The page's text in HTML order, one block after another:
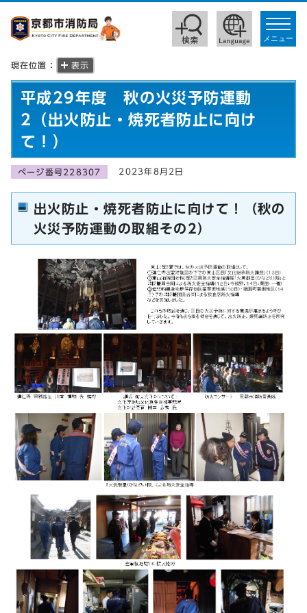
toggle
メニュー
現在位置： 表示
平成29年度 秋の火災予防運動
2（出火防止・焼死者防止に向け
て！）
ページ番号228307 2023年8月2日
出火防止・焼死者防止に向けて！（秋の
火災予防運動の取組その2）